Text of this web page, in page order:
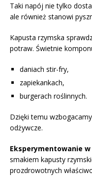
Taki napój nie tylko
ale również stanowi
Kapusta rzymska
potraw. Świetnie
daniach stir-fry,
zapiekankach,
burgerach roślinnych.
Dzięki temu
odżywcze.
Eksperymentowanie
smakiem kapusty
prozdrowotnych